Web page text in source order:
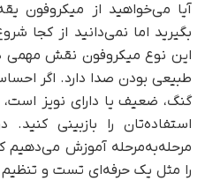
آیا می‌خواهید از میکروفون
بگیرید اما نمی‌دانید از کجا
این نوع میکروفون نقش مهمی
طبیعی بودن صدا دارد. اگر
گنگ، ضعیف یا دارای نویز
استفاده‌تان را بازبینی
مرحله‌به‌مرحله آموزش می‌دهیم
را مثل یک حرفه‌ای تست و تنظیم